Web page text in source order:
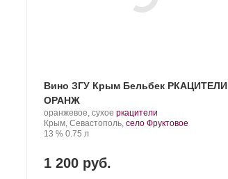
Вино ЗГУ Крым Бельбек РКАЦИТЕЛИ
ОРАНЖ
Производитель:
Бельбек.
оранжевое, сухое .
Сорт
ркацители
Регион:
Крым, Севастополь,село Фруктовое
Крепость
13 %. Объем
0.75 л
1 200 руб.